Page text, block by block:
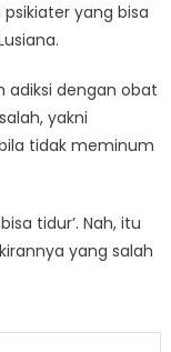
yang bisa
adiksi dengan obat
yakni
tidak meminum
tidur’. Nah, itu
yang salah